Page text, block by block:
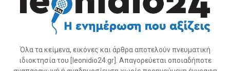
Όλα τα κείμενα, εικόνες και άρθρα αποτελούν πνευματική
ιδιοκτησία του [leonidio24.gr]. Απαγορεύεται οποιαδήποτε